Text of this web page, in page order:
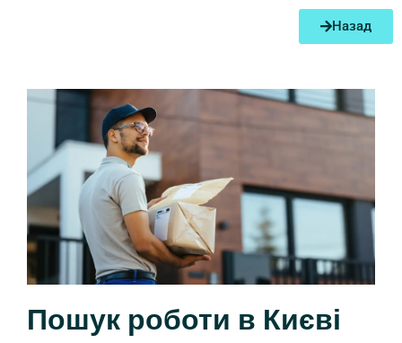
Назад
Пошук роботи в Києві